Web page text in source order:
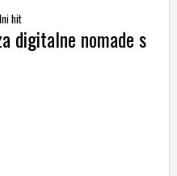
hit
digitalne nomade s